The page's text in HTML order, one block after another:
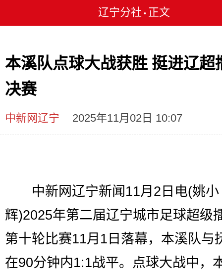
辽宁分社 • 正文
本溪队点球大战获胜 挺进辽超
决赛
中新网辽宁 2025年11月02日 10:07
中新网辽宁新闻11月2日电(姚小
辉)2025年第二届辽宁城市足球超级
第十轮比赛11月1日落幕，本溪队与
在90分钟内1:1战平。点球大战中，